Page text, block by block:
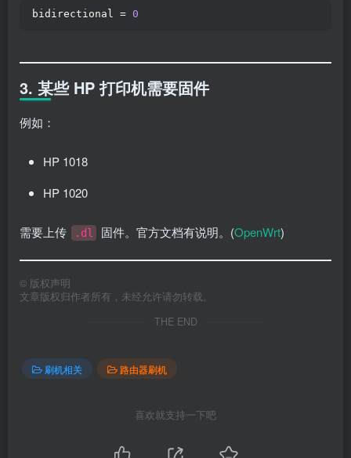
bidirectional = 0
3. 某些 HP 打印机需要固件
例如：
HP 1018
HP 1020
需要上传 .dl 固件。官方文档有说明。(OpenWrt)
© 版权声明
文章版权归作者所有，未经允许请勿转载。
THE END
刷机相关 路由器刷机
喜欢就支持一下吧